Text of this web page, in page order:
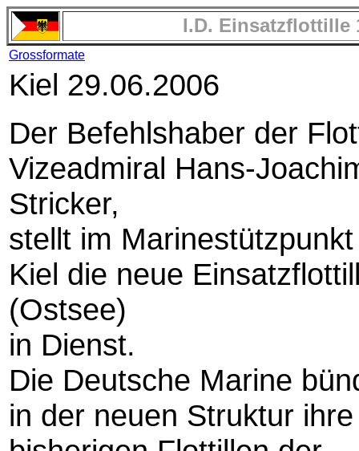
I.D. Einsatzflottille
Grossformate
Kiel 29.06.2006
Der Befehlshaber der
Vizeadmiral Hans-
Stricker,
stellt im Marinestützpunkt
Kiel die neue
(Ostsee)
in Dienst.
Die Deutsche Marine
in der neuen Struktur